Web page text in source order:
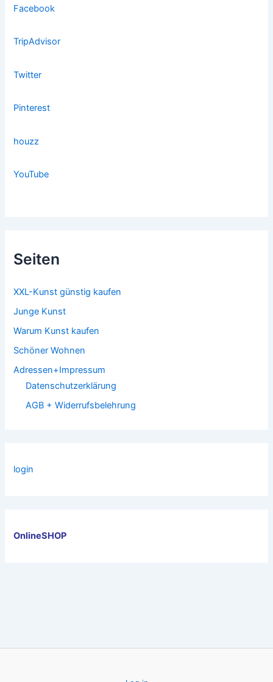
Facebook
TripAdvisor
Twitter
Pinterest
houzz
YouTube
Seiten
XXL-Kunst günstig kaufen
Junge Kunst
Warum Kunst kaufen
Schöner Wohnen
Adressen+Impressum
Datenschutzerklärung
AGB + Widerrufsbelehrung
login
OnlineSHOP